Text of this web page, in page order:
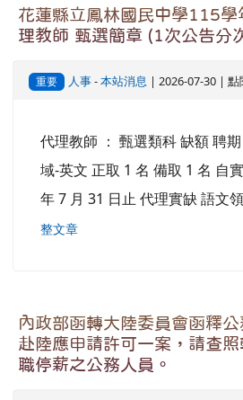
花蓮縣立鳳林國民中學115學
理教師 甄選簡章 (1次公告分
重要 人事-本站消息 | 2026-07-30 | 點
代理教師 ： 甄選類科 缺額 聘
域-英文 正取 1 名 備取 1 名 自
年 7 月 31 日止 代理實缺 語文
整文章
內政部函轉大陸委員會函釋
赴陸應申請許可一案，請查
職停薪之公務人員。